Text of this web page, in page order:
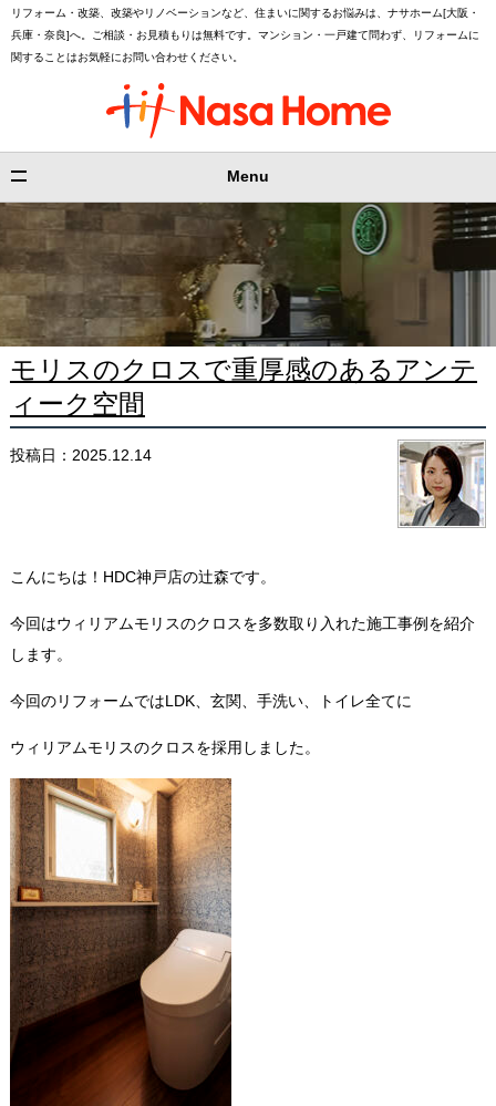
リフォーム・改築、改築やリノベーションなど、住まいに関するお悩みは、ナサホーム[大阪・
兵庫・奈良]へ。ご相談・お見積もりは無料です。マンション・一戸建て問わず、リフォームに
関することはお気軽にお問い合わせください。
Menu
モリスのクロスで重厚感のあるアンテ
ィーク空間
投稿日：2025.12.14
こんにちは！HDC神戸店の辻森です。
今回はウィリアムモリスのクロスを多数取り入れた施工事例を紹介
します。
今回のリフォームではLDK、玄関、手洗い、トイレ全てに
ウィリアムモリスのクロスを採用しました。